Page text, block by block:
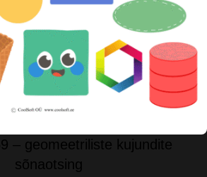
– geomeetriliste kujundite
sõnaotsing